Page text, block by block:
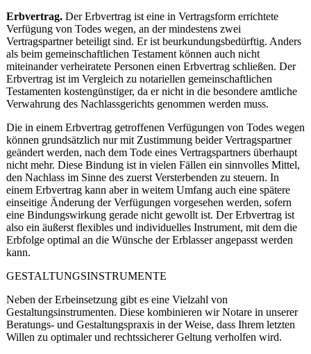
Erbvertrag.Der Erbvertrag ist eine in Vertragsform errichtete
Verfügung von Todes wegen, an der mindestens zwei
Vertragspartner beteiligt sind. Er ist beurkundungsbedürftig. Anders
als beim gemeinschaftlichen Testament können auch nicht
miteinander verheiratete Personen einen Erbvertrag schließen. Der
Erbvertrag ist im Vergleich zu notariellen gemeinschaftlichen
Testamenten kostengünstiger, da er nicht in die besondere amtliche
Verwahrung des Nachlassgerichts genommen werden muss.
Die in einem Erbvertrag getroffenen Verfügungen von Todes wegen
können grundsätzlich nur mit Zustimmung beider Vertragspartner
geändert werden, nach dem Tode eines Vertragspartners überhaupt
nicht mehr. Diese Bindung ist in vielen Fällen ein sinnvolles Mittel,
den Nachlass im Sinne des zuerst Versterbenden zu steuern. In
einem Erbvertrag kann aber in weitem Umfang auch eine spätere
einseitige Änderung der Verfügungen vorgesehen werden, sofern
eine Bindungswirkung gerade nicht gewollt ist. Der Erbvertrag ist
also ein äußerst flexibles und individuelles Instrument, mit dem die
Erbfolge optimal an die Wünsche der Erblasser angepasst werden
kann.
GESTALTUNGSINSTRUMENTE
Neben der Erbeinsetzung gibt es eine Vielzahl von
Gestaltungsinstrumenten. Diese kombinieren wir Notare in unserer
Beratungs- und Gestaltungspraxis in der Weise, dass Ihrem letzten
Willen zu optimaler und rechtssicherer Geltung verholfen wird.